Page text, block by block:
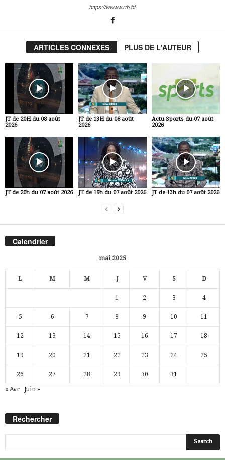
https://wwww.rtb.bf
ARTICLES CONNEXES PLUS DE L'AUTEUR
JT de 20H du 08 août
2026
JT de 13H du 08 août
2026
Actu Sports du 07 août
2026
JT de 20h du 07 août 2026 JT de 19h du 07 août 2026 JT de 13h du 07 août 2026
Calendrier
mai 2025
L M M J V S D
1 2 3 4
5 6 7 8 9 10 11
12 13 14 15 16 17 18
19 20 21 22 23 24 25
26 27 28 29 30 31
« Avr Juin »
Rechercher